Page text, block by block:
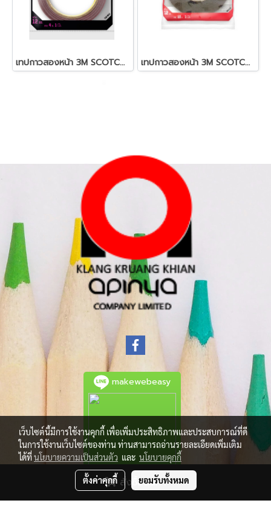
สั่งซื้อสินค้า
เทปกาวสองหน้า 3M SCOTCH STRONG เทปกาวสองหน้าแรงยึดติดสูง เทปกาวสองหน้า 3M SCOTCH STRONG เทปกาวสองหน้าแรงยึดติดสูง
makewebeasy
เว็บไซต์นี้มีการใช้งานคุกกี้ เพื่อเพิ่มประสิทธิภาพและประสบการณ์ที่ดี
ในการใช้งานเว็บไซต์ของท่าน ท่านสามารถอ่านรายละเอียดเพิ่มเติม
ได้ที่นโยบายความเป็นส่วนตัว และ นโยบายคุกกี้
ตั้งค่าคุกกี้ ยอมรับทั้งหมด